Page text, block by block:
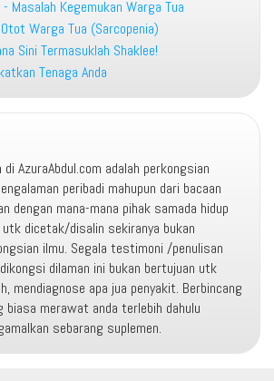
Masalah Kegemukan Warga Tua
Warga Tua (Sarcopenia)
Sini Termasuklah Shaklee!
Tenaga Anda
AzuraAbdul.com adalah perkongsian
peribadi mahupun dari bacaan
dengan mana-mana pihak samada hidup
dicetak/disalin sekiranya bukan
ilmu. Segala testimoni /penulisan
dilaman ini bukan bertujuan utk
mendiagnose apa jua penyakit. Berbincang
biasa merawat anda terlebih dahulu
sebarang suplemen.